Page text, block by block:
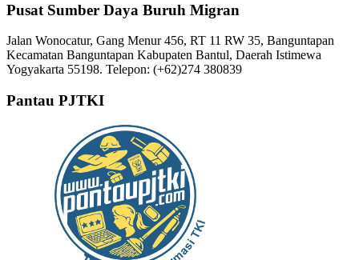
Pusat Sumber Daya Buruh Migran
Jalan Wonocatur, Gang Menur 456, RT 11 RW 35, Banguntapan
Kecamatan Banguntapan Kabupaten Bantul, Daerah Istimewa
Yogyakarta 55198. Telepon: (+62)274 380839
Pantau PJTKI